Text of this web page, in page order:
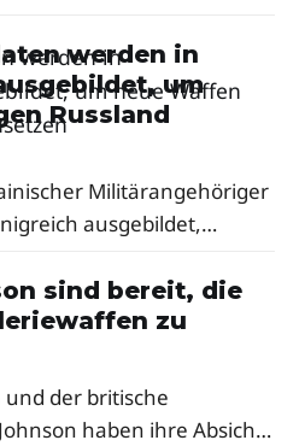
werden in
um
Russland
Militärangehöriger
ausgebildet,
des Landes
die Ukraine im Kampf
hat.
sind bereit, die
zu
und der britische
haben ihre Absicht